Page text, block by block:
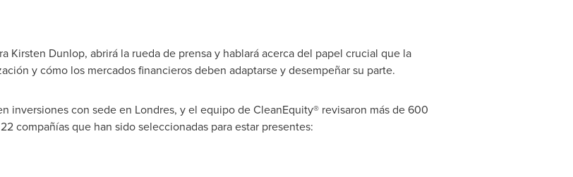
Kirsten Dunlop, abrirá la rueda de prensa y hablará acerca del papel crucial que la
y cómo los mercados financieros deben adaptarse y desempeñar su parte.
inversiones con sede en Londres, y el equipo de CleanEquity® revisaron más de 600
compañías que han sido seleccionadas para estar presentes: